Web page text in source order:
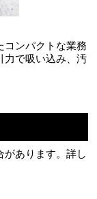
コンパクトな業務
力で吸い込み、汚
があります。詳し